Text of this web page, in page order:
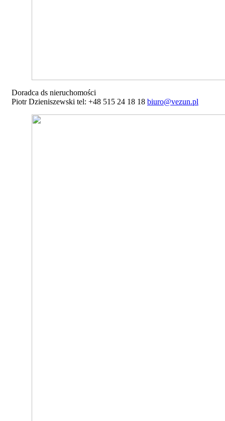
Doradca ds nieruchomości
Piotr Dzieniszewski tel: +48 515 24 18 18 biuro@vezun.pl